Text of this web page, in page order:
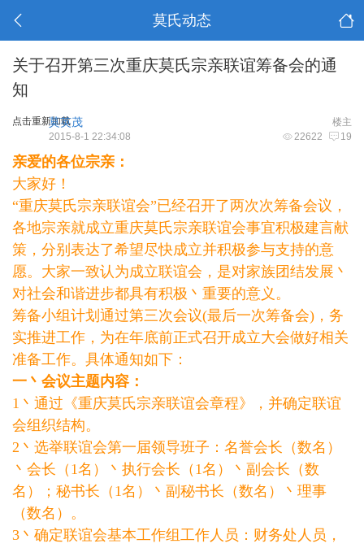
莫氏动态
关于召开第三次重庆莫氏宗亲联谊筹备会的通
知
点击重新加载 楼主
莫英茂
22622 19
2015-8-1 22:34:08
亲爱的各位宗亲：
大家好！
“重庆莫氏宗亲联谊会”已经召开了两次次筹备会议，
各地宗亲就成立重庆莫氏宗亲联谊会事宜积极建言献
策，分别表达了希望尽快成立并积极参与支持的意
愿。大家一致认为成立联谊会，是对家族团结发展丶
对社会和谐进步都具有积极丶重要的意义。
筹备小组计划通过第三次会议(最后一次筹备会)，务
实推进工作，为在年底前正式召开成立大会做好相关
准备工作。具体通知如下：
一丶会议主题内容：
1丶通过《重庆莫氏宗亲联谊会章程》，并确定联谊
会组织结构。
2丶选举联谊会第一届领导班子：名誉会长（数名）
丶会长（1名）丶执行会长（1名）丶副会长（数
名）；秘书长（1名）丶副秘书长（数名）丶理事
（数名）。
3丶确定联谊会基本工作组工作人员：财务处人员，